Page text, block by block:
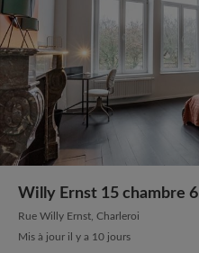
Willy Ernst 15 chambre 6
Rue Willy Ernst, Charleroi
Mis à jour il y a 10 jours